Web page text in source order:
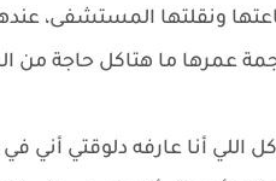
ونقلتها المستشفى،
عمرها ما هتاكل حاجة من
اللي أنا عارفه دلوقتي